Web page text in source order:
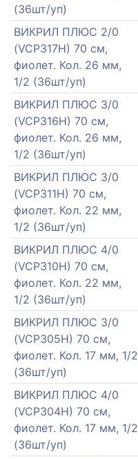
(36шт/уп)
ВИКРИЛ ПЛЮС 2/0
(VCP317H) 70 см,
фиолет. Кол. 26 мм,
1/2 (36шт/уп)
ВИКРИЛ ПЛЮС 3/0
(VCP316H) 70 см,
фиолет. Кол. 26 мм,
1/2 (36шт/уп)
ВИКРИЛ ПЛЮС 3/0
(VCP311H) 70 см,
фиолет. Кол. 22 мм,
1/2 (36шт/уп)
ВИКРИЛ ПЛЮС 4/0
(VCP310H) 70 см,
фиолет. Кол. 22 мм,
1/2 (36шт/уп)
ВИКРИЛ ПЛЮС 3/0
(VCP305H) 70 см,
фиолет. Кол. 17 мм, 1/2
(36шт/уп)
ВИКРИЛ ПЛЮС 4/0
(VCP304H) 70 см,
фиолет. Кол. 17 мм, 1/2
(36шт/уп)